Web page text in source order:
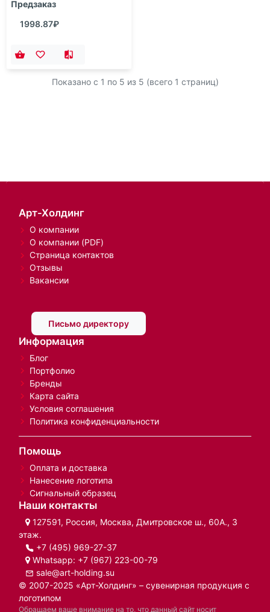
Предзаказ
1998.87₽
Показано с 1 по 5 из 5 (всего 1 страниц)
Арт-Холдинг
О компании
О компании (PDF)
Страница контактов
Отзывы
Вакансии
Письмо директору
Информация
Блог
Портфолио
Бренды
Карта сайта
Условия соглашения
Политика конфиденциальности
Помощь
Оплата и доставка
Нанесение логотипа
Сигнальный образец
Наши контакты
127591, Россия, Москва, Дмитровское ш., 60А., 3
этаж.
+7 (495) 969-27-37
Whatsapp: +7 (967) 223-00-79
sale@art-holding.su
© 2007-2025 «Арт-Холдинг» – сувенирная продукция с
логотипом
Обращаем ваше внимание на то, что данный сайт носит